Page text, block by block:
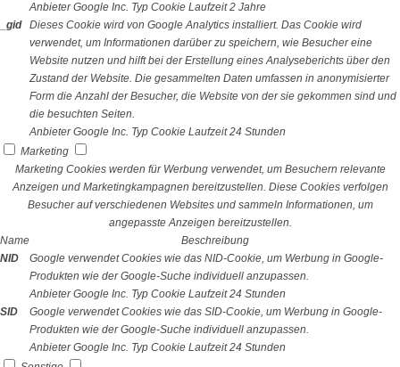
Anbieter Google Inc. Typ Cookie Laufzeit 2 Jahre
_gid
Dieses Cookie wird von Google Analytics installiert. Das Cookie wird
verwendet, um Informationen darüber zu speichern, wie Besucher eine
Website nutzen und hilft bei der Erstellung eines Analyseberichts über den
Zustand der Website. Die gesammelten Daten umfassen in anonymisierter
Form die Anzahl der Besucher, die Website von der sie gekommen sind und
die besuchten Seiten.
Anbieter Google Inc. Typ Cookie Laufzeit 24 Stunden
Marketing
Marketing Cookies werden für Werbung verwendet, um Besuchern relevante
Anzeigen und Marketingkampagnen bereitzustellen. Diese Cookies verfolgen
Besucher auf verschiedenen Websites und sammeln Informationen, um
angepasste Anzeigen bereitzustellen.
Name
Beschreibung
NID
Google verwendet Cookies wie das NID-Cookie, um Werbung in Google-
Produkten wie der Google-Suche individuell anzupassen.
Anbieter Google Inc. Typ Cookie Laufzeit 24 Stunden
SID
Google verwendet Cookies wie das SID-Cookie, um Werbung in Google-
Produkten wie der Google-Suche individuell anzupassen.
Anbieter Google Inc. Typ Cookie Laufzeit 24 Stunden